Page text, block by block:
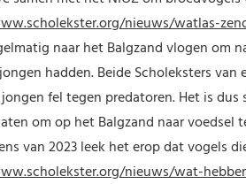
nieuws/watlas-
naar het Balgzand vlogen om
hadden. Beide Scholeksters
fel tegen predatoren. Het is
om op het Balgzand naar voedsel
van 2023 leek het erop dat vogels
nieuws/wat-